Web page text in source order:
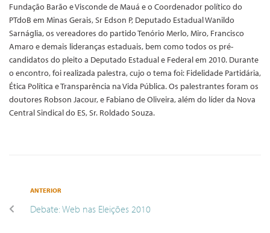
Fundação Barão e Visconde de Mauá e o Coordenador político do
PTdoB em Minas Gerais, Sr Edson P, Deputado Estadual Wanildo
Sarnáglia, os vereadores do partido Tenório Merlo, Miro, Francisco
Amaro e demais lideranças estaduais, bem como todos os pré-
candidatos do pleito a Deputado Estadual e Federal em 2010. Durante
o encontro, foi realizada palestra, cujo o tema foi: Fidelidade Partidária,
Ética Política e Transparência na Vida Pública. Os palestrantes foram os
doutores Robson Jacour, e Fabiano de Oliveira, além do líder da Nova
Central Sindical do ES, Sr. Roldado Souza.
ANTERIOR
Debate: Web nas Eleições 2010